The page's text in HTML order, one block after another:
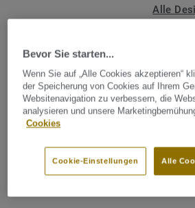
Alle
Schweißschnur für
- LIGHT GREY
Schweißschnüre werden zur
wasserdichte und geschlossene
perfekte Hygiene und einfache
Multicolor und sind farblich auf unser
Bevor Sie starten...
Wenn Sie auf „Alle Cookies akzeptieren“
der Speicherung von Cookies auf Ihrem
Websitenavigation zu verbessern, die
analysieren und unsere
Cookies
Alle
Cookie-Einstellungen